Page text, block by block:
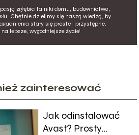
zgłębia tajniki domu, budownictwa,
Chętnie dzielimy się naszą wiedzą, by
stały się proste i przystępne.
lepsze, wygodniejsze życie!
zainteresować
Jak odinstalować
Avast? Prosty